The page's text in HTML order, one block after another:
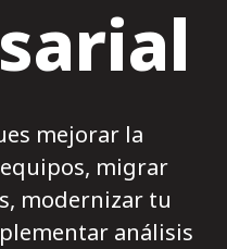
mejorar la
migrar
modernizar tu
análisis